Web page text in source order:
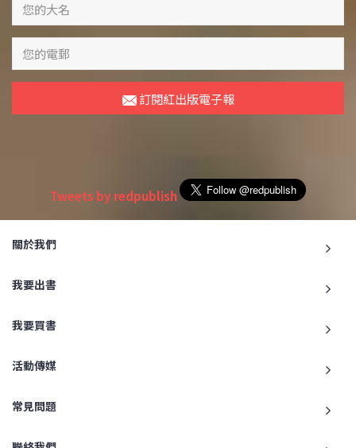
訂閱紅出版電子報
Tweets by redpublish
關於我們
我要出書
我要買書
活動傳媒
常見問題